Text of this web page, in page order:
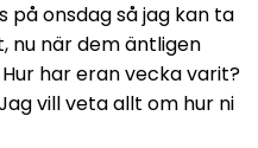
onsdag så jag kan ta
nu när dem äntligen
har eran vecka varit?
vill veta allt om hur ni